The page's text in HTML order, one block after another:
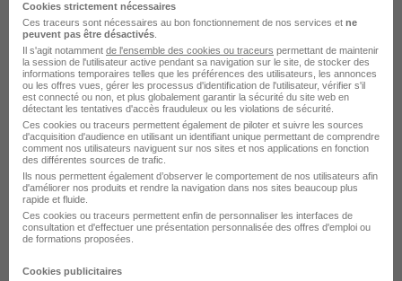
Clichy - 92 Alternance
Voir l’offre
il y a 6 jours
Technicien Méthode Maintenance et
Métrologie H/F
SCIENTECH Intérim
Cookies strictement nécessaires
Ces traceurs sont nécessaires au bon fonctionnement de nos services et ne
peuvent pas être désactivés
Il s'agit notamment de l'ensemble des cookies ou traceurs permettant de maintenir
la session de l'utilisateur active pendant sa navigation sur le site, de stocker des
informations temporaires telles que les préférences des utilisateurs, les annonces
ou les offres vues, gérer les processus d'identification de l'utilisateur, vérifier s'il
est connecté ou non, et plus globalement garantir la sécurité du site web en
détectant les tentatives d'accès frauduleux ou les violations de sécurité.
Ces cookies ou traceurs permettent également de piloter et suivre les sources
d'acquisition d'audience en utilisant un identifiant unique permettant de comprendre
comment nos utilisateurs naviguent sur nos sites et nos applications en fonction
des différentes sources de trafic.
Ils nous permettent également d’observer le comportement de nos utilisateurs afin
d'améliorer nos produits et rendre la navigation dans nos sites beaucoup plus
rapide et fluide.
Ces cookies ou traceurs permettent enfin de personnaliser les interfaces de
consultation et d'effectuer une présentation personnalisée des offres d'emploi ou
de formations proposées.
Cookies publicitaires